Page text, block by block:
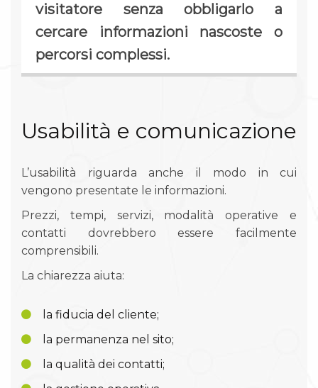
visitatore senza obbligarlo a
cercare informazioni nascoste o
percorsi complessi.
Usabilità e comunicazione
L’usabilità riguarda anche il modo in cui
vengono presentate le informazioni.
Prezzi, tempi, servizi, modalità operative e
contatti dovrebbero essere facilmente
comprensibili.
La chiarezza aiuta:
la fiducia del cliente;
la permanenza nel sito;
la qualità dei contatti;